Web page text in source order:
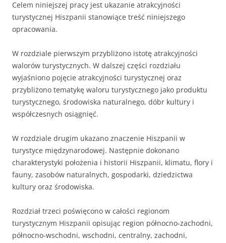
Celem niniejszej pracy jest ukazanie atrakcyjności
turystycznej Hiszpanii stanowiące treść niniejszego
opracowania.
W rozdziale pierwszym przybliżono istotę atrakcyjności
walorów turystycznych. W dalszej części rozdziału
wyjaśniono pojęcie atrakcyjności turystycznej oraz
przybliżono tematykę waloru turystycznego jako produktu
turystycznego, środowiska naturalnego, dóbr kultury i
współczesnych osiągnięć.
W rozdziale drugim ukazano znaczenie Hiszpanii w
turystyce międzynarodowej. Następnie dokonano
charakterystyki położenia i historii Hiszpanii, klimatu, flory i
fauny, zasobów naturalnych, gospodarki, dziedzictwa
kultury oraz środowiska.
Rozdział trzeci poświęcono w całości regionom
turystycznym Hiszpanii opisując region północno-zachodni,
północno-wschodni, wschodni, centralny, zachodni,